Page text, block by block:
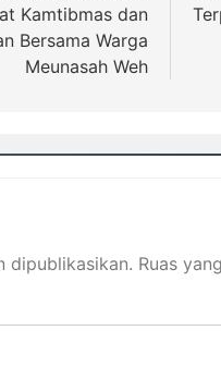
Kamtibmas dan
Bersama Warga
Meunasah Weh
dipublikasikan. Ruas